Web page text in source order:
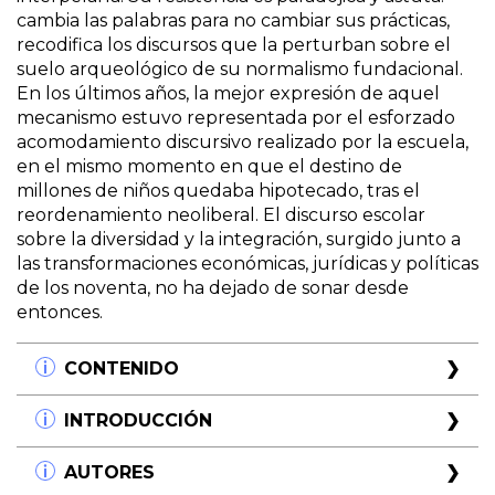
cambia las palabras para no cambiar sus prácticas,
recodifica los discursos que la perturban sobre el
suelo arqueológico de su normalismo fundacional.
En los últimos años, la mejor expresión de aquel
mecanismo estuvo representada por el esforzado
acomodamiento discursivo realizado por la escuela,
en el mismo momento en que el destino de
millones de niños quedaba hipotecado, tras el
reordenamiento neoliberal. El discurso escolar
sobre la diversidad y la integración, surgido junto a
las transformaciones económicas, jurídicas y políticas
de los noventa, no ha dejado de sonar desde
entonces.
CONTENIDO
Introducción
Los destinos de la infancia El nuevo mapa de la
niñez La escuela y los nuevos contextos de
aprendizaje
INTRODUCCIÓN
Con la caída del espíritu moderno se produjo una
radical transformación del lazo social. Tras ello
AUTORES